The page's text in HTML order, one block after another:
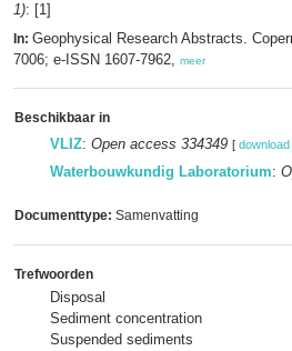
1): [1]
In: Geophysical Research Abstracts.
7006; e-ISSN 1607-7962, meer
Beschikbaar in
VLIZ: Open access 334349 [ download
Waterbouwkundig Laboratorium:
Documenttype: Samenvatting
Trefwoorden
Disposal
Sediment concentration
Suspended sediments